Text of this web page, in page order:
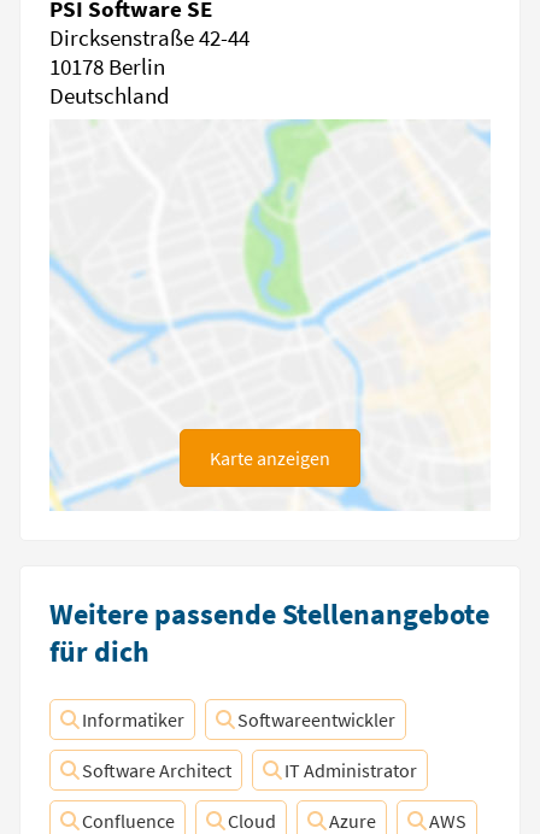
PSI Software SE
Dircksenstraße 42-44
10178 Berlin
Deutschland
Karte anzeigen
Weitere passende Stellenangebote
für dich
Informatiker Softwareentwickler
Software Architect IT Administrator
Confluence Cloud Azure AWS